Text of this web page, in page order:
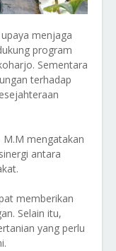
menjaga
program
Sementara
terhadap
M.M mengatakan
antara
memberikan
Selain itu,
yang perlu